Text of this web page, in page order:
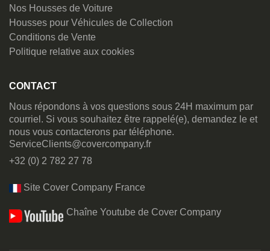
Nos Housses de Voiture
Housses pour Véhicules de Collection
Conditions de Vente
Politique relative aux cookies
CONTACT
Nous répondons à vos questions sous 24H maximum par
courriel. Si vous souhaitez être rappelé(e), demandez le et
nous vous contacterons par téléphone.
ServiceClients@covercompany.fr
+32 (0) 2 782 27 78
Site Cover Company France
Chaîne Youtube de Cover Company